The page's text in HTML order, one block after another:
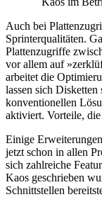
Auch bei
Sprinterqualitäten.
Plattenzugriffe
vor allem auf
arbeitet die
lassen sich Disketten
konventionellen
aktiviert. Vorteile,
Einige
jetzt schon in allen
sich zahlreiche
Kaos geschrieben
Schnittstellen